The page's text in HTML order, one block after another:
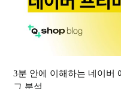
3분 안에 이해하는 네이버
그 분석